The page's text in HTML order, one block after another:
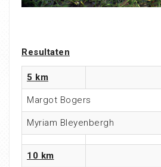
Resultaten
5 km
Margot Bogers
Myriam Bleyenbergh
10 km